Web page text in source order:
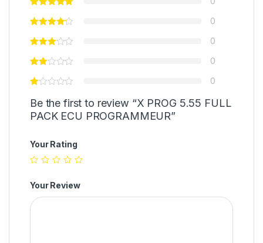
0
0
0
0
Be the first to review “X PROG 5.55 FULL
PACK ECU PROGRAMMEUR”
Your Rating
Your Review